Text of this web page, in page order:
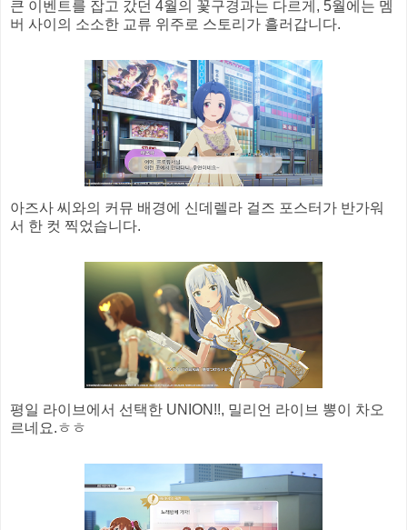
큰 이벤트를 잡고 갔던 4월의 꽃구경과는 다르게, 5월에는 멤
버 사이의 소소한 교류 위주로 스토리가 흘러갑니다.
아즈사 씨와의 커뮤 배경에 신데렐라 걸즈 포스터가 반가워
서 한 컷 찍었습니다.
평일 라이브에서 선택한 UNION!!, 밀리언 라이브 뽕이 차오
르네요.ㅎㅎ